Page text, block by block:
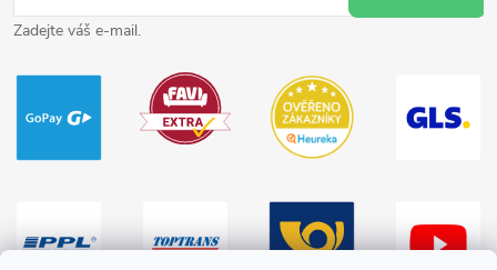
Zadejte váš e-mail.